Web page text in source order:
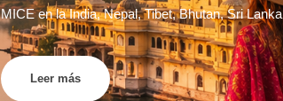
MICE en la India, Nepal, Tibet, Bhutan, Sri Lanka
Leer más